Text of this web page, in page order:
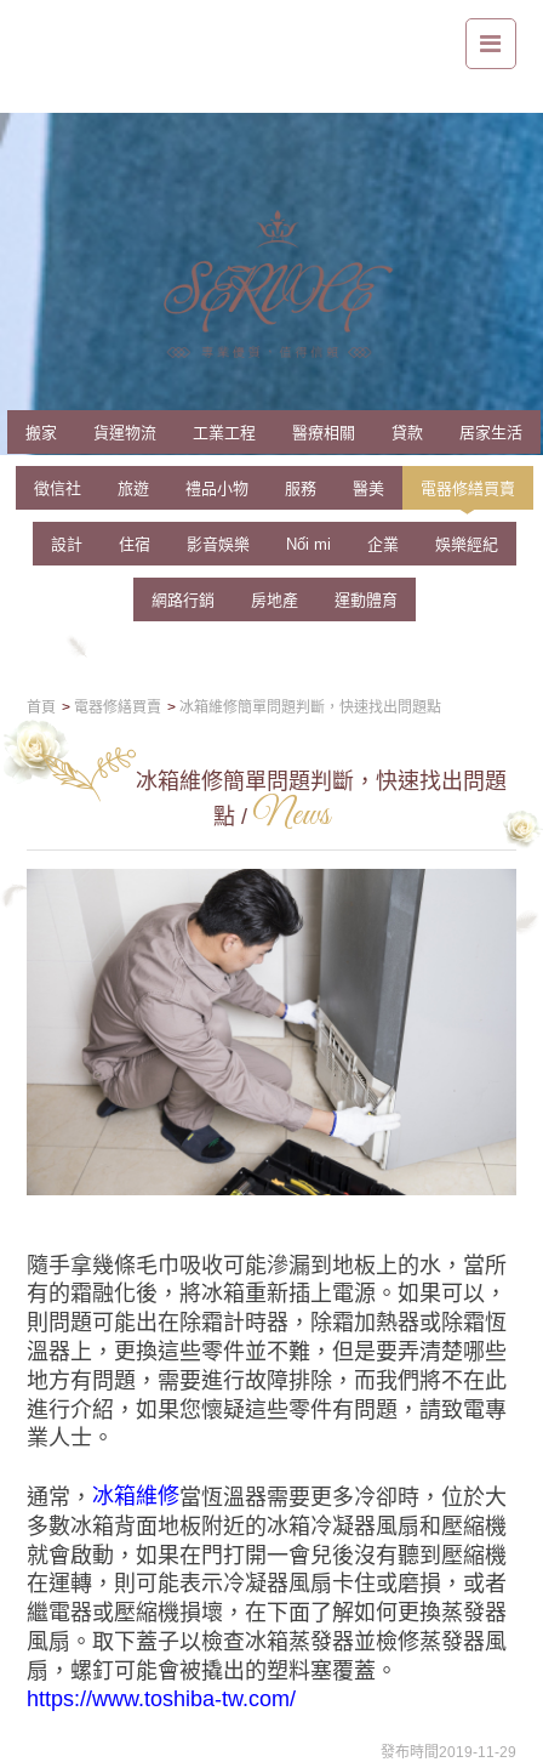
搬家 貨運物流 工業工程 醫療相關 貸款 居家生活
徵信社 旅遊 禮品小物 服務 醫美 電器修繕買賣
設計 住宿 影音娛樂 Nối mi 企業 娛樂經紀
網路行銷 房地產 運動體育
首頁 電器修繕買賣 冰箱維修簡單問題判斷，快速找出問題點
冰箱維修簡單問題判斷，快速找出問題
點 / News
隨手拿幾條毛巾吸收可能滲漏到地板上的水，當所
有的霜融化後，將冰箱重新插上電源。如果可以，
則問題可能出在除霜計時器，除霜加熱器或除霜恆
溫器上，更換這些零件並不難，但是要弄清楚哪些
地方有問題，需要進行故障排除，而我們將不在此
進行介紹，如果您懷疑這些零件有問題，請致電專
業人士。
通常， 冰箱維修當恆溫器需要更多冷卻時，位於大
多數冰箱背面地板附近的冰箱冷凝器風扇和壓縮機
就會啟動，如果在門打開一會兒後沒有聽到壓縮機
在運轉，則可能表示冷凝器風扇卡住或磨損，或者
繼電器或壓縮機損壞，在下面了解如何更換蒸發器
風扇。取下蓋子以檢查冰箱蒸發器並檢修蒸發器風
扇，螺釘可能會被撬出的塑料塞覆蓋。
https://www.toshiba-tw.com/
發布時間2019-11-29